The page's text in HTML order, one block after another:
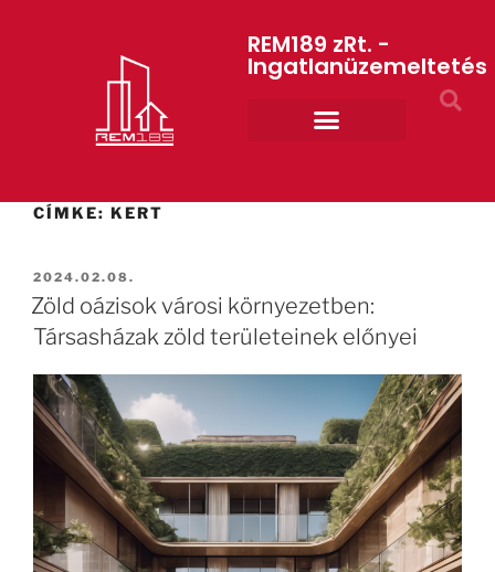
REM189 zRt. -
Ingatlanüzemeltetés
CÍMKE: KERT
2024.02.08.
Zöld oázisok városi környezetben:
Társasházak zöld területeinek előnyei